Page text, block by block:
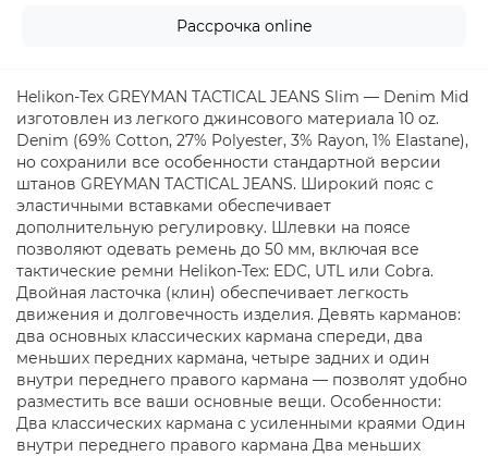
Рассрочка online
Helikon-Tex GREYMAN TACTICAL JEANS Slim — Denim Mid
изготовлен из легкого джинсового материала 10 oz.
Denim (69% Cotton, 27% Polyester, 3% Rayon, 1% Elastane),
но сохранили все особенности стандартной версии
штанов GREYMAN TACTICAL JEANS. Широкий пояс с
эластичными вставками обеспечивает
дополнительную регулировку. Шлевки на поясе
позволяют одевать ремень до 50 мм, включая все
тактические ремни Helikon-Tex: EDC, UTL или Cobra.
Двойная ласточка (клин) обеспечивает легкость
движения и долговечность изделия. Девять карманов:
два основных классических кармана спереди, два
меньших передних кармана, четыре задних и один
внутри переднего правого кармана — позволят удобно
разместить все ваши основные вещи. Особенности:
Два классических кармана с усиленными краями Один
внутри переднего правого кармана Два меньших